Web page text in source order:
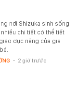
nơi Shizuka sinh sống
chi tiết có thể tiết
dục riêng của gia
- 2 giờ trước